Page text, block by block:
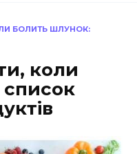
БОЛИТЬ ШЛУНОК:
коли